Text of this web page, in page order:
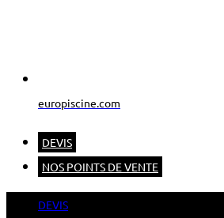
europiscine.com
DEVIS
NOS POINTS DE VENTE
DEVIS